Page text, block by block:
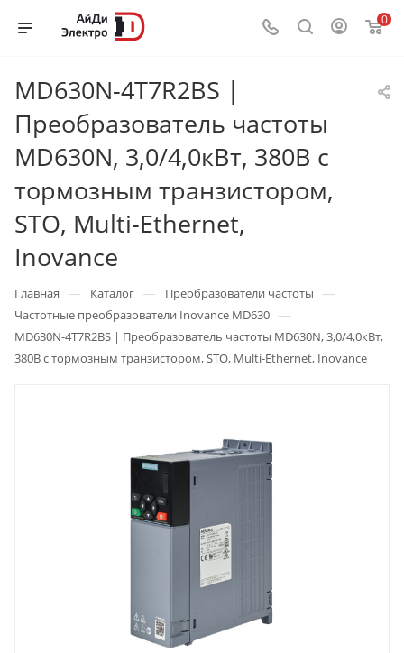
0
MD630N-4T7R2BS |
Преобразователь частоты
MD630N, 3,0/4,0кВт, 380В с
тормозным транзистором,
STO, Multi-Ethernet,
Inovance
Главная — Каталог — Преобразователи частоты —
Частотные преобразователи Inovance MD630 —
MD630N-4T7R2BS | Преобразователь частоты MD630N, 3,0/4,0кВт,
380В с тормозным транзистором, STO, Multi-Ethernet, Inovance